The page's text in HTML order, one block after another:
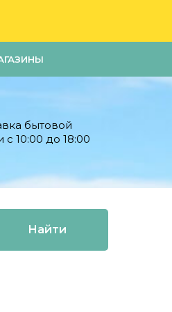
бытовой
с 10:00 до 18:00
Найти